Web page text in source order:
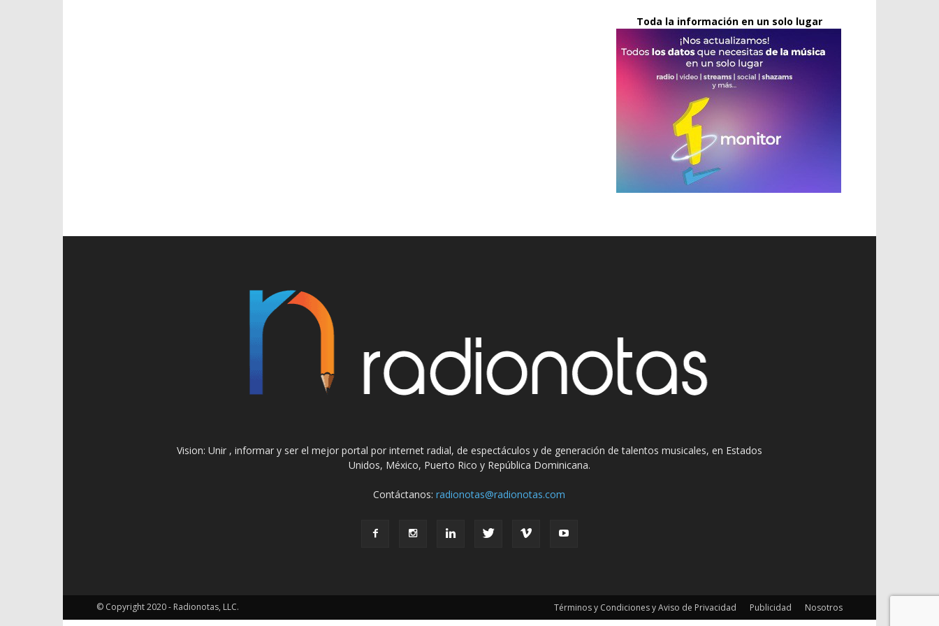
Toda la información en un solo lugar
Vision: Unir , informar y ser el mejor portal por internet radial, de espectáculos y de generación de talentos musicales, en Estados
Unidos, México, Puerto Rico y República Dominicana.
Contáctanos:radionotas@radionotas.com
Términos y Condiciones y Aviso de Privacidad Publicidad Nosotros
© Copyright 2020 - Radionotas, LLC.